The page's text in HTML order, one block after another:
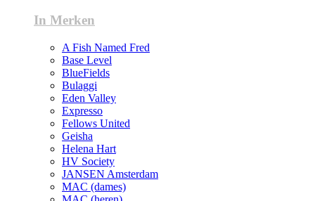
In Merken
A Fish Named Fred
Base Level
BlueFields
Bulaggi
Eden Valley
Expresso
Fellows United
Geisha
Helena Hart
HV Society
JANSEN Amsterdam
MAC (dames)